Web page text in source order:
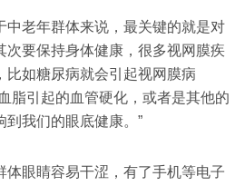
中老年群体来说，最关键的就是对
次要保持身体健康，很多视网膜疾
比如糖尿病就会引起视网膜病
脂引起的血管硬化，或者是其他的
我们的眼底健康。”
体眼睛容易干涩，有了手机等电子